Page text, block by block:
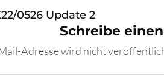
0526 Update 2
Schreibe
Adresse wird nicht